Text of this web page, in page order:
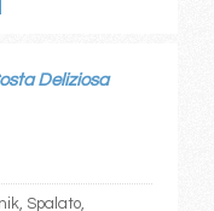
Deliziosa
Spalato,